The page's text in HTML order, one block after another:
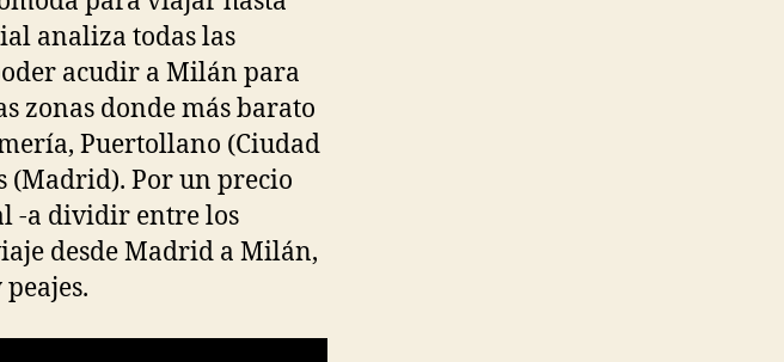
analiza todas las
acudir a Milán para
zonas donde más barato
Puertollano (Ciudad
(Madrid). Por un precio
-a dividir entre los
desde Madrid a Milán,